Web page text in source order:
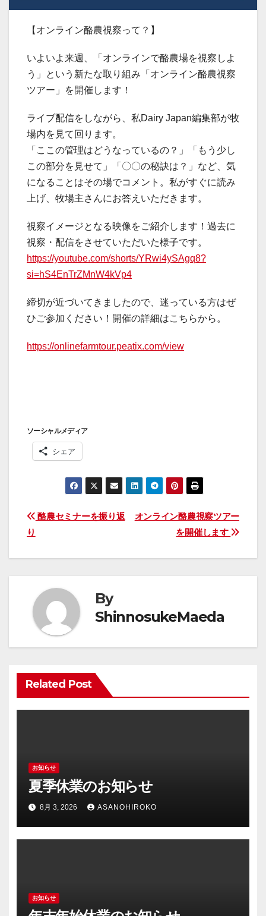
【オンライン酪農視察って？】
いよいよ来週、「オンラインで酪農場を視察しよ
う」という新たな取り組み「オンライン酪農視察
ツアー」を開催します！
ライブ配信をしながら、私Dairy Japan編集部が牧
場内を見て回ります。
「ここの管理はどうなっているの？」「もう少し
この部分を見せて」「〇〇の秘訣は？」など、気
になることはその場でコメント。私がすぐに読み
上げ、牧場主さんにお答えいただきます。
視察イメージとなる映像をご紹介します！過去に
視察・配信をさせていただいた様子です。
https://youtube.com/shorts/YRwi4ySAgq8?
si=hS4EnTrZMnW4kVp4
締切が近づいてきましたので、迷っている方はぜ
ひご参加ください！開催の詳細はこちらから。
https://onlinefarmtour.peatix.com/view
ソーシャルメディア
シェア
投
稿
ビ
ゲ
ー
ョ
ン
オンライン酪農視察ツアー
を開催します
酪農セミナーを振り返
り
By
ShinnosukeMaeda
Related Post
お知らせ
夏季休業のお知らせ
8月 3, 2026 ASANOHIROKO
お知らせ